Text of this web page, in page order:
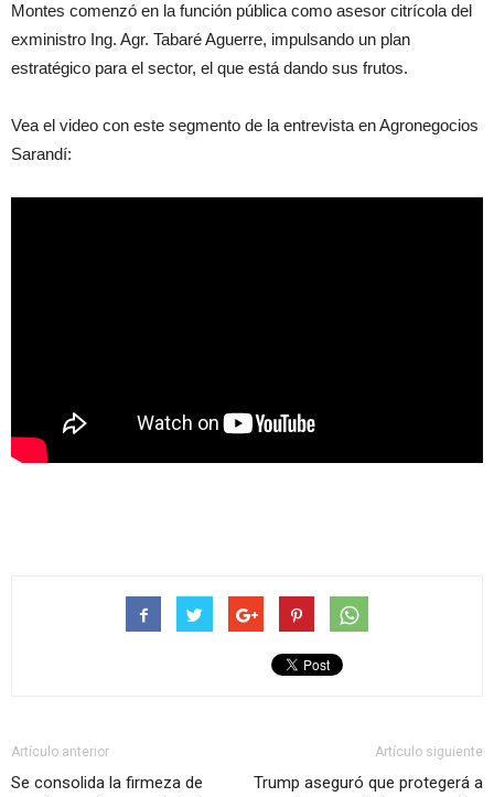
Montes comenzó en la función pública como asesor citrícola del
exministro Ing. Agr. Tabaré Aguerre, impulsando un plan
estratégico para el sector, el que está dando sus frutos.
Vea el video con este segmento de la entrevista en Agronegocios
Sarandí:
Artículo anterior
Se consolida la firmeza de
Artículo siguiente
Trump aseguró que protegerá a